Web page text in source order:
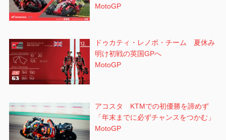
MotoGP
ドゥカティ・レノボ・チーム 夏休み
明け初戦の英国GPへ
MotoGP
アコスタ KTMでの初優勝を諦めず
「年末までに必ずチャンスをつかむ」
MotoGP